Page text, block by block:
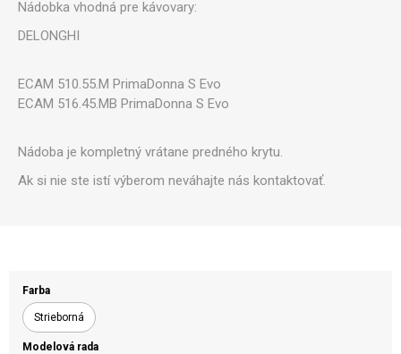
Farba
Strieborná
Modelová rada
Nádobka vhodná pre kávovary:
DELONGHI
ECAM 510.55.M PrimaDonna S Evo
ECAM 516.45.MB PrimaDonna S Evo
Nádoba je kompletný vrátane predného krytu.
Ak si nie ste istí výberom neváhajte nás kontaktovať.